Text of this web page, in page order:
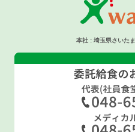
本社 : 埼玉県さいた